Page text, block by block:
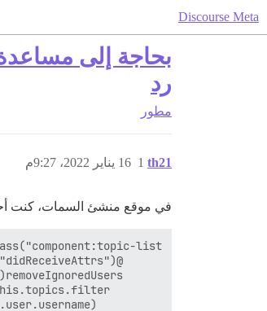
Discourse Meta
بحاجة إلى
رد
مطور
th21 16 يناير 2022، 9:27م 1
في موقع منشئ السمات، كنت